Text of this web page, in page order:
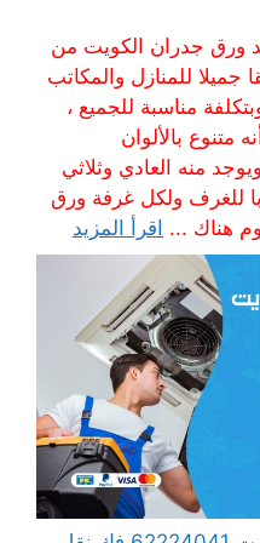
ورق جدران الكويت من
جميلا للمنازل والمكاتب
مناسبة للجميع ،
متنوع بالألوان
منه العادي وثلاثي
للغرف ولكل غرفة ورق
هناك ... اقرأ المزيد